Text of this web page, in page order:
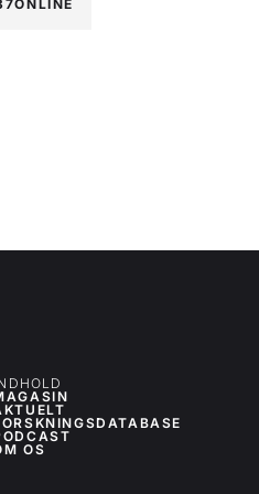
ONLINE
OS